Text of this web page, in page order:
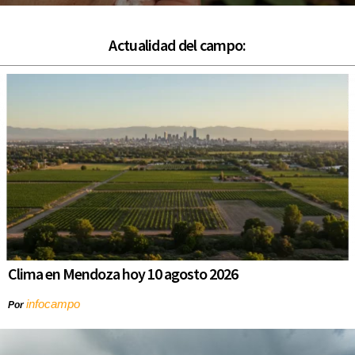
Actualidad del campo:
Clima en Mendoza hoy 10 agosto 2026
Porinfocampo